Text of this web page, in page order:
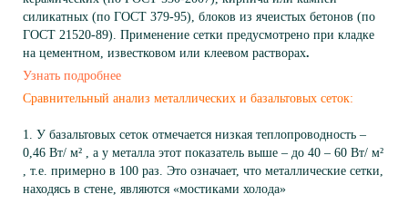
силикатных (по ГОСТ 379-95), блоков из ячеистых бетонов (по
ГОСТ 21520-89). Применение сетки предусмотрено при кладке
на цементном, известковом или клеевом растворах.
Узнать подробнее
Сравнительный анализ металлических и базальтовых сеток:
1. У базальтовых сеток отмечается низкая теплопроводность –
0,46 Вт/ м² , а у металла этот показатель выше – до 40 – 60 Вт/ м²
, т.е. примерно в 100 раз. Это означает, что металлические сетки,
находясь в стене, являются «мостиками холода»